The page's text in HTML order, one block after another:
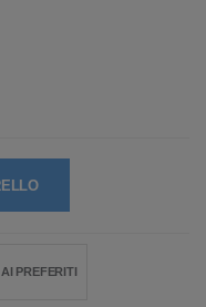
PREFERITI